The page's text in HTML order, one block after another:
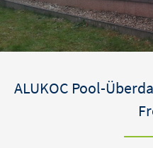
ALUKOC Pool-